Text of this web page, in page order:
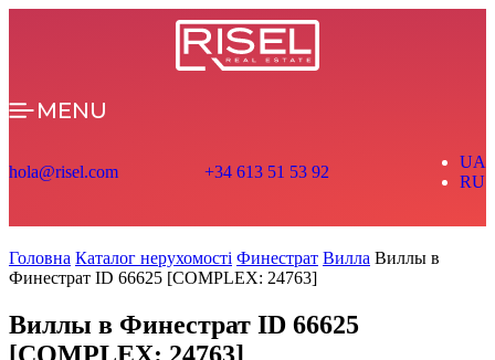
MENU
hola@risel.com +34 613 51 53 92
UA
RU
Головна Каталог нерухомості Финестрат Вилла Виллы в
Финестрат ID 66625 [COMPLEX: 24763]
Виллы в Финестрат ID 66625